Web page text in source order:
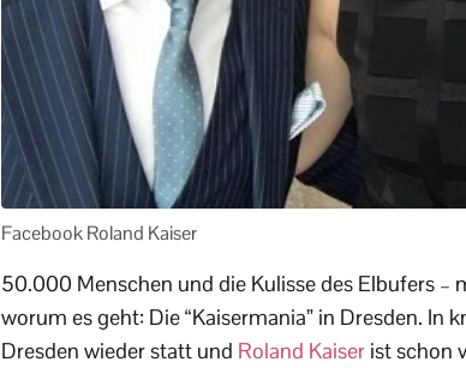
Facebook Roland Kaiser
50.000 Menschen und die Kulisse des Elbufers
worum es geht: Die “Kaisermania” in Dresden. In
Dresden wieder statt und Roland Kaiser ist schon